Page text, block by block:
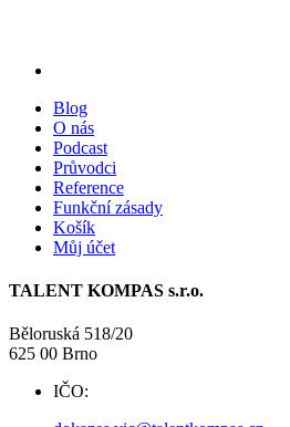
Blog
O nás
Podcast
Průvodci
Reference
Funkční zásady
Košík
Můj účet
TALENT KOMPAS s.r.o.
Běloruská 518/20
625 00 Brno
IČO: